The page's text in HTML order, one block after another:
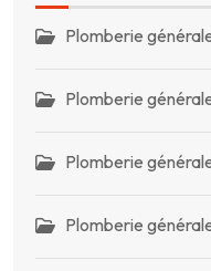
Plomberie
Plomberie
Plomberie
Plomberie